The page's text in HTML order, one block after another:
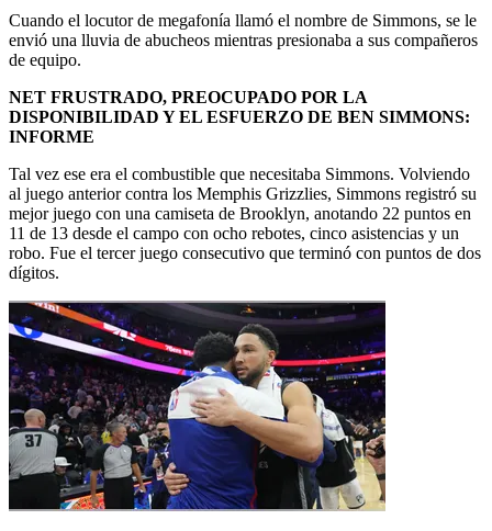
Cuando el locutor de megafonía llamó el nombre de Simmons, se le
envió una lluvia de abucheos mientras presionaba a sus compañeros
de equipo.
NET FRUSTRADO, PREOCUPADO POR LA
DISPONIBILIDAD Y EL ESFUERZO DE BEN SIMMONS:
INFORME
Tal vez ese era el combustible que necesitaba Simmons. Volviendo
al juego anterior contra los Memphis Grizzlies, Simmons registró su
mejor juego con una camiseta de Brooklyn, anotando 22 puntos en
11 de 13 desde el campo con ocho rebotes, cinco asistencias y un
robo. Fue el tercer juego consecutivo que terminó con puntos de dos
dígitos.